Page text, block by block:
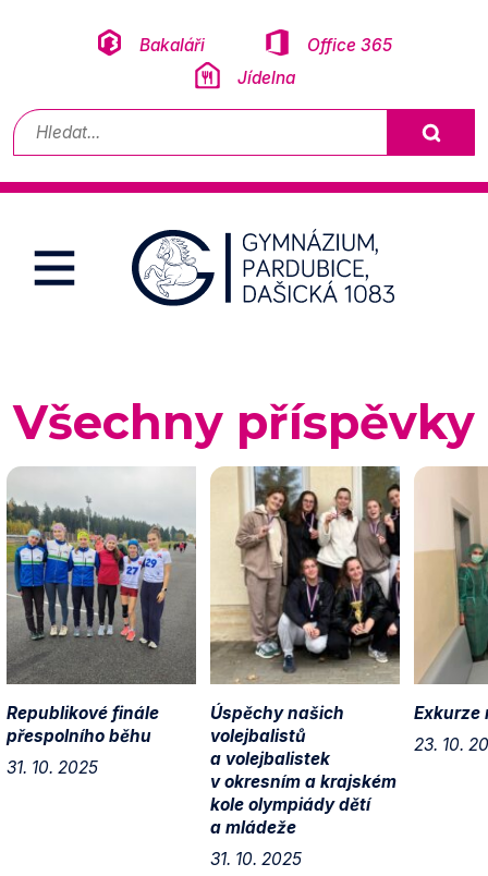
Bakaláři
Office 365
Jídelna
Vyhledávání
Všechny příspěvky
Republikové finále
přespolního běhu
31. 10. 2025
Úspěchy našich
volejbalistů
a volejbalistek
v okresním a krajském
kole olympiády dětí
a mládeže
31. 10. 2025
Exkurze
23. 10.